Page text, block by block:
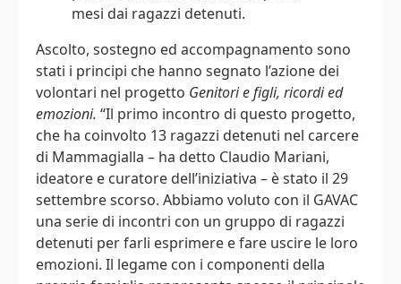
Ascolto, sostegno ed accompagnamento sono
stati i principi che hanno segnato l’azione dei
volontari nel progetto Genitori e figli, ricordi ed
emozioni. “Il primo incontro di questo progetto,
che ha coinvolto 13 ragazzi detenuti nel carcere
di Mammagialla – ha detto Claudio Mariani,
ideatore e curatore dell’iniziativa – è stato il 29
settembre scorso. Abbiamo voluto con il GAVAC
una serie di incontri con un gruppo di ragazzi
detenuti per farli esprimere e fare uscire le loro
emozioni. Il legame con i componenti della